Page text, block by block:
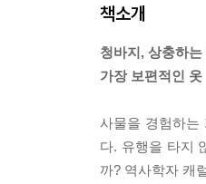
책소개
청바지, 상충하
가장 보편적인 옷
사물을 경험하는
다. 유행을 타지
까? 역사학자 캐